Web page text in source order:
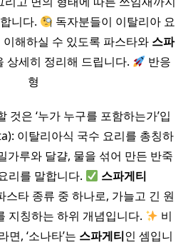
니다.
독자분들이 이탈리아 요
해하실 수 있도록 파스타와 스파
상세히 정리해 드립니다.
반응
형
것은 ‘누가 누구를 포함하는가’입
이탈리아식 국수 요리를 총칭하
가루와 달걀, 물을 섞어 만든 반죽
리를 말합니다.
스파게티
타 종류 중 하나로, 가늘고 긴 원
지칭하는 하위 개념입니다.
비
면, ‘소나타’는 스파게티인 셈입니